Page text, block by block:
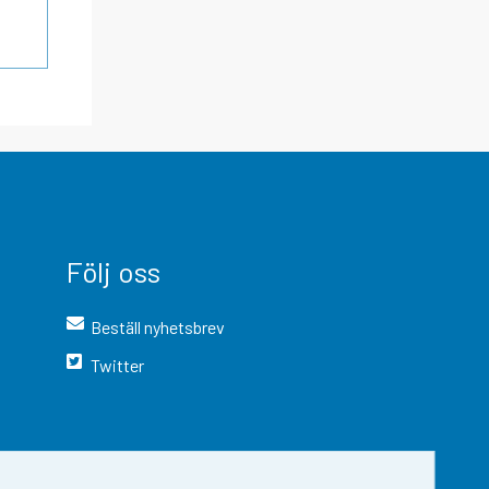
Följ oss
Beställ nyhetsbrev
Twitter